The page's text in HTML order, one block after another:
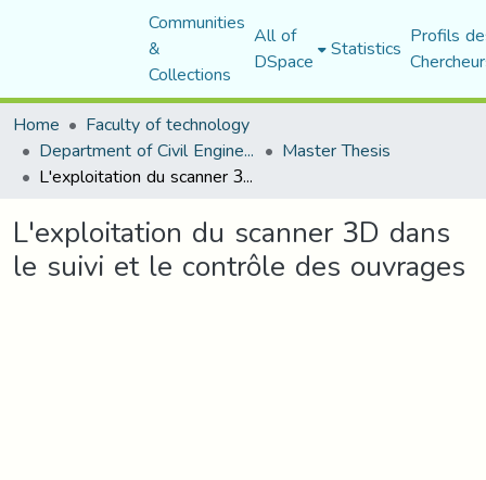
Communities
&
Collections
All of
DSpace Statistics Profils
Home
Faculty of technology
Department of Civil Engineering Master Thesis
L'exploitation du scanner 3D dans le suivi et le contrôle des ouvrages
L'exploitation du scanner 3D dans
le suivi et le contrôle des ouvrages